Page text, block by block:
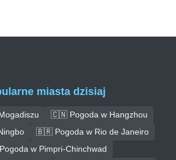
miasta dzisiaj
🇨🇳 Pogoda w Hangzhou
🇧🇷 Pogoda w Rio de Janeiro
w Pimpri-Chinchwad